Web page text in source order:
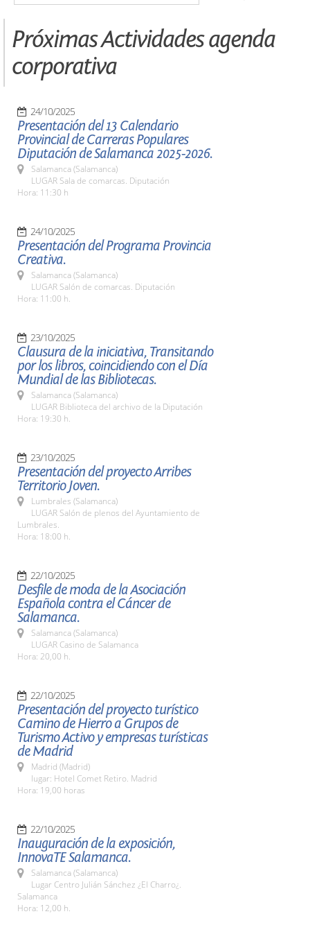
Próximas Actividades agenda
corporativa
24/10/2025
Presentación del 13 Calendario
Provincial de Carreras Populares
Diputación de Salamanca 2025-2026.
Salamanca (Salamanca)
LUGAR Sala de comarcas. Diputación
Hora: 11:30 h
24/10/2025
Presentación del Programa Provincia
Creativa.
Salamanca (Salamanca)
LUGAR Salón de comarcas. Diputación
Hora: 11:00 h.
23/10/2025
Clausura de la iniciativa, Transitando
por los libros, coincidiendo con el Día
Mundial de las Bibliotecas.
Salamanca (Salamanca)
LUGAR Biblioteca del archivo de la Diputación
Hora: 19:30 h.
23/10/2025
Presentación del proyecto Arribes
Territorio Joven.
Lumbrales (Salamanca)
LUGAR Salón de plenos del Ayuntamiento de
Lumbrales.
Hora: 18:00 h.
22/10/2025
Desfile de moda de la Asociación
Española contra el Cáncer de
Salamanca.
Salamanca (Salamanca)
LUGAR Casino de Salamanca
Hora: 20,00 h.
22/10/2025
Presentación del proyecto turístico
Camino de Hierro a Grupos de
Turismo Activo y empresas turísticas
de Madrid
Madrid (Madrid)
lugar: Hotel Comet Retiro. Madrid
Hora: 19,00 horas
22/10/2025
Inauguración de la exposición,
InnovaTE Salamanca.
Salamanca (Salamanca)
Lugar Centro Julián Sánchez ¿El Charro¿.
Salamanca
Hora: 12,00 h.